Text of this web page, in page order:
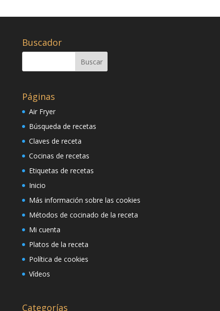
Buscador
Páginas
Air Fryer
Búsqueda de recetas
Claves de receta
Cocinas de recetas
Etiquetas de recetas
Inicio
Más información sobre las cookies
Métodos de cocinado de la receta
Mi cuenta
Platos de la receta
Política de cookies
Vídeos
Categorías